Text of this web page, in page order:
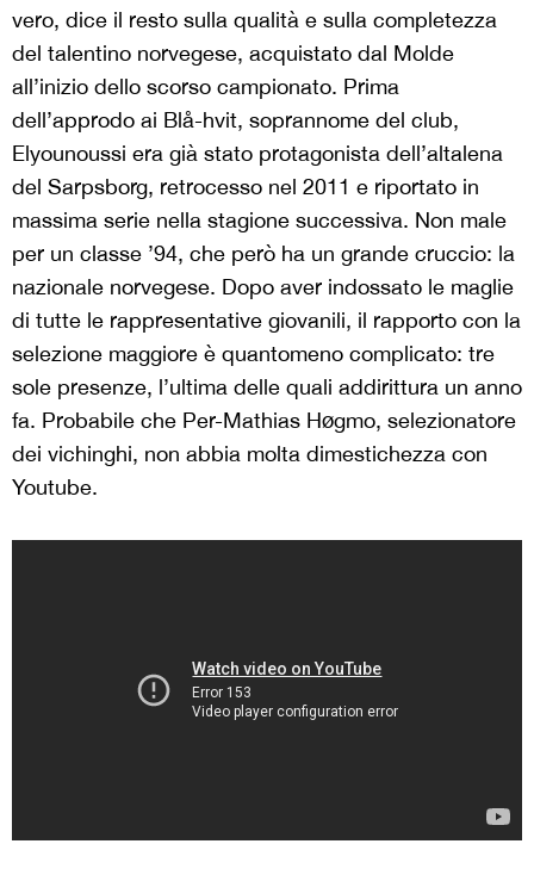
vero, dice il resto sulla qualità e sulla completezza
del talentino norvegese, acquistato dal Molde
all’inizio dello scorso campionato. Prima
dell’approdo ai Blå-hvit, soprannome del club,
Elyounoussi era già stato protagonista dell’altalena
del Sarpsborg, retrocesso nel 2011 e riportato in
massima serie nella stagione successiva. Non male
per un classe ’94, che però ha un grande cruccio: la
nazionale norvegese. Dopo aver indossato le maglie
di tutte le rappresentative giovanili, il rapporto con la
selezione maggiore è quantomeno complicato: tre
sole presenze, l’ultima delle quali addirittura un anno
fa. Probabile che Per-Mathias Høgmo, selezionatore
dei vichinghi, non abbia molta dimestichezza con
Youtube.